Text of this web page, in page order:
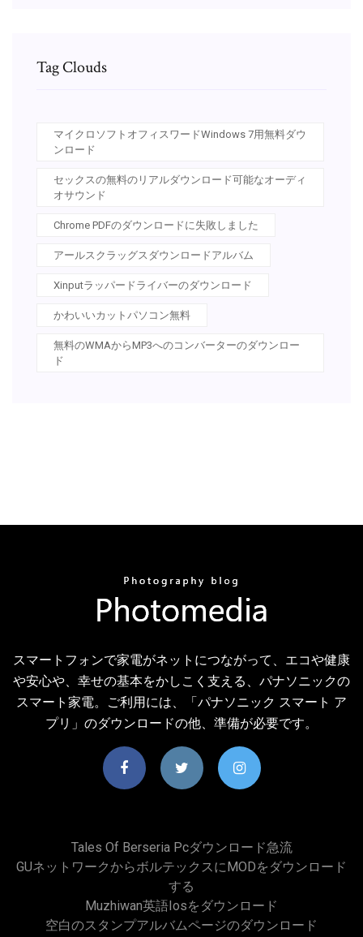
Tag Clouds
マイクロソフトオフィスワードWindows 7用無料ダウ
ンロード
セックスの無料のリアルダウンロード可能なオーディ
オサウンド
Chrome PDFのダウンロードに失敗しました
アールスクラッグスダウンロードアルバム
Xinputラッパードライバーのダウンロード
かわいいカットパソコン無料
無料のWMAからMP3へのコンバーターのダウンロー
ド
スマートフォンで家電がネットにつながって、エコや健康
や安心や、幸せの基本をかしこく支える、パナソニックの
スマート家電。ご利用には、「パナソニック スマート ア
プリ」のダウンロードの他、準備が必要です。
Tales Of Berseria Pcダウンロード急流
GUネットワークからボルテックスにMODをダウンロード
する
Muzhiwan英語iosをダウンロード
空白のスタンプアルバムページのダウンロード